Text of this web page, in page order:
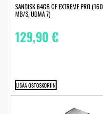
SANDISK 64GB CF EXTREME PRO (160
MB/S, UDMA 7)
129,90€
LISÄÄ OSTOSKORIIN